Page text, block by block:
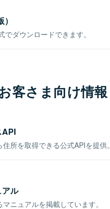
ダウンロードできます。
客さま向け情報
API
所を取得できる公式APIを提供。
ル
ニュアルを掲載しています。